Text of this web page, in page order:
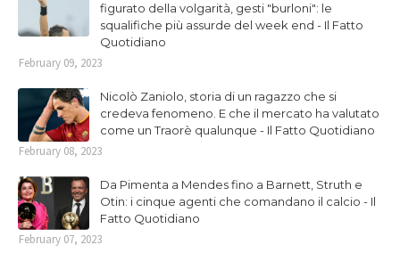
figurato della volgarità, gesti "burloni": le
squalifiche più assurde del week end - Il Fatto
Quotidiano
February 09, 2023
Nicolò Zaniolo, storia di un ragazzo che si
credeva fenomeno. E che il mercato ha valutato
come un Traorè qualunque - Il Fatto Quotidiano
February 08, 2023
Da Pimenta a Mendes fino a Barnett, Struth e
Otin: i cinque agenti che comandano il calcio - Il
Fatto Quotidiano
February 07, 2023